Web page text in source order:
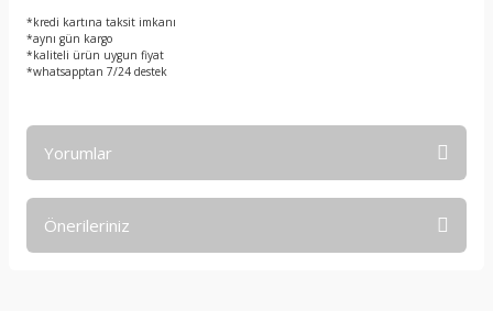
*kredi kartına taksit imkanı
*aynı gün kargo
*kaliteli ürün uygun fiyat
*whatsapptan 7/24 destek
Yorumlar
Önerileriniz